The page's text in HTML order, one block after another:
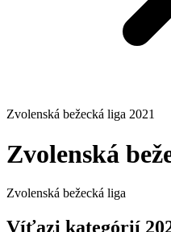
Zvolenská bežecká liga 2021
Zvolenská
Zvolenská bežecká liga
Víťazi kategórií